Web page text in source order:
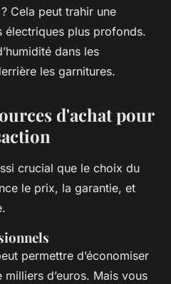
Cela peut trahir une
électriques plus profonds.
dans les
les garnitures.
d'achat pour
crucial que le choix du
le prix, la garantie, et
permettre d’économiser
d’euros. Mais vous